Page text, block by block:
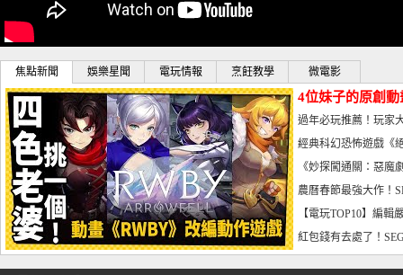
焦點新聞 娛樂星聞 電玩情報 烹飪教學 微電影
4位妹子的原創
曝光_電玩宅速配
過年必玩推薦！玩家
宅速配20230126
經典科幻恐怖遊戲《
懼體驗-電玩宅速配
《妙探闖通關：惡
到!!-電玩宅速配
農曆春節最強大作！
電玩宅速配20230123
【電玩TOP10】編
了，封面圖直接雷你
紅包錢有去處了！
宅速配20230119